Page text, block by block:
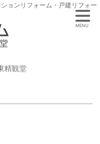
ョンリフォーム・戸建リフォー
精観堂
MENU